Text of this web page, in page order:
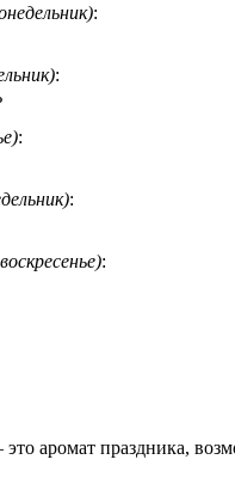
:
:
:
:
:
аромат праздника,